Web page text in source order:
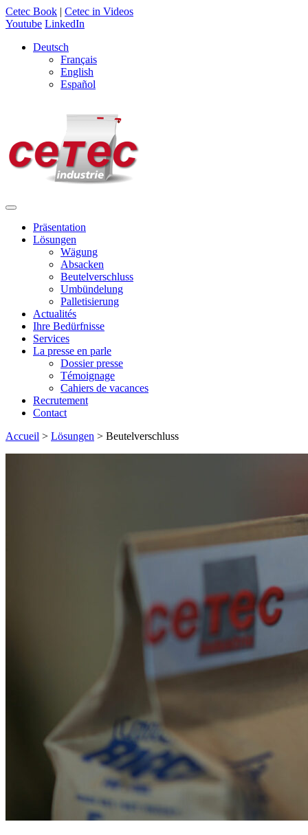
Cetec Book | Cetec in Videos
Youtube LinkedIn
Deutsch
Français
English
Español
Präsentation
Lösungen
Wägung
Absacken
Beutelverschluss
Umbündelung
Palletisierung
Actualités
Ihre Bedürfnisse
Services
La presse en parle
Dossier presse
Témoignage
Cahiers de vacances
Recrutement
Contact
Accueil > Lösungen > Beutelverschluss